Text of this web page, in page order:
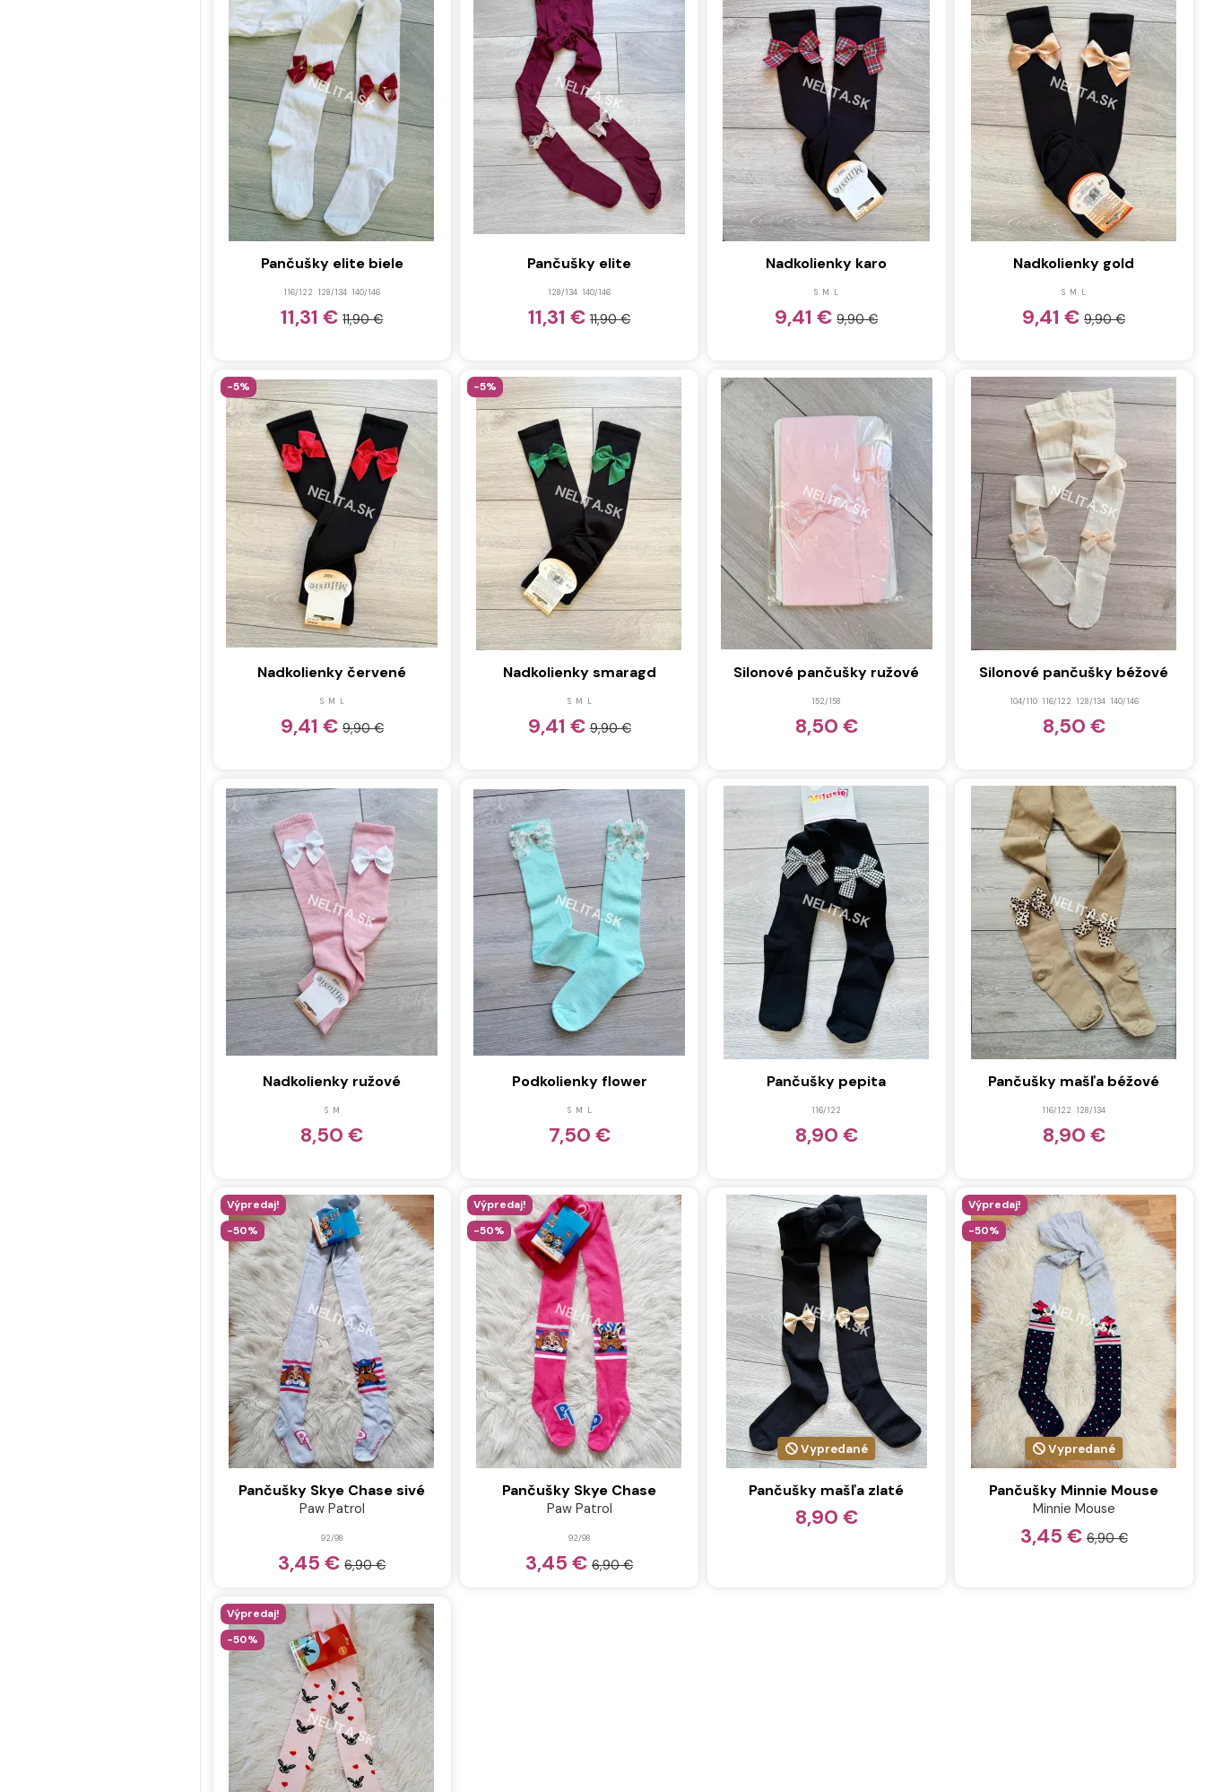
Pančušky elite biele
116/122 128/134 140/146
11,31 €11,90 €
Pančušky elite
128/134 140/146
11,31 €11,90 €
Nadkolienky karo
S M L
9,41 €9,90 €
Nadkolienky gold
S M L
9,41 €9,90 €
-5%
Nadkolienky červené
S M L
9,41 €9,90 €
-5%
Nadkolienky smaragd
S M L
9,41 €9,90 €
Silonové pančušky ružové
152/158
8,50 €
Silonové pančušky béžové
104/110 116/122 128/134 140/146
8,50 €
Nadkolienky ružové
S M
8,50 €
Podkolienky flower
S M L
7,50 €
Pančušky pepita
116/122
8,90 €
Pančušky mašľa béžové
116/122 128/134
8,90 €
Výpredaj!
-50%
Pančušky Skye Chase sivé
Paw Patrol
92/98
3,45 €6,90 €
Výpredaj!
-50%
Pančušky Skye Chase
Paw Patrol
92/98
3,45 €6,90 €
Vypredané
Pančušky mašľa zlaté
8,90 €
Výpredaj!
-50%
Vypredané
Pančušky Minnie Mouse
Minnie Mouse
3,45 €6,90 €
Výpredaj!
-50%